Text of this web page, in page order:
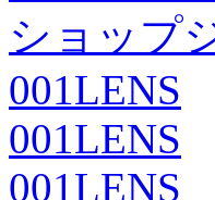
ショップ
001LENS
001LENS
001LENS